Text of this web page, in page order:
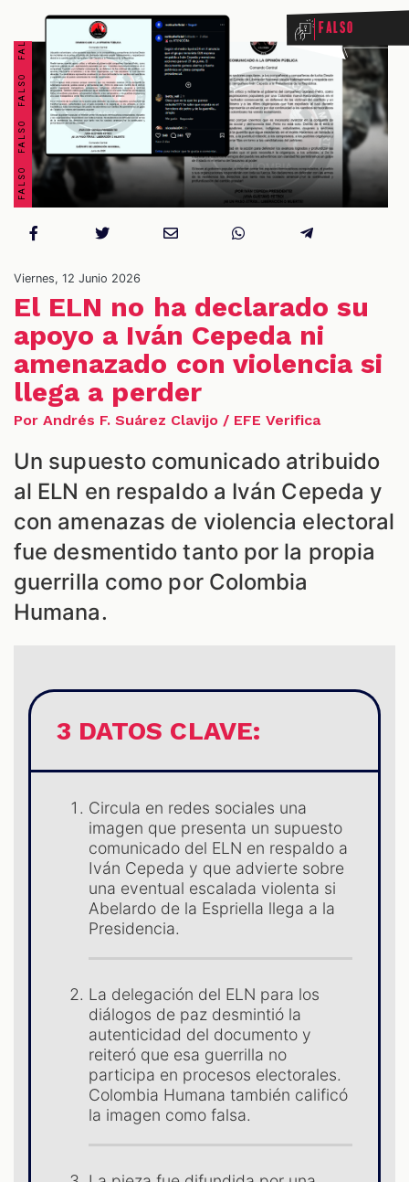
Falso
Viernes, 12 Junio 2026
El ELN no ha declarado su
apoyo a Iván Cepeda ni
amenazado con violencia si
llega a perder
Por Andrés F. Suárez Clavijo / EFE Verifica
Un supuesto comunicado atribuido
al ELN en respaldo a Iván Cepeda y
con amenazas de violencia electoral
fue desmentido tanto por la propia
guerrilla como por Colombia
Humana.
3 DATOS CLAVE:
Circula en redes sociales una
imagen que presenta un supuesto
comunicado del ELN en respaldo a
Iván Cepeda y que advierte sobre
una eventual escalada violenta si
Abelardo de la Espriella llega a la
Presidencia.
La delegación del ELN para los
diálogos de paz desmintió la
autenticidad del documento y
reiteró que esa guerrilla no
participa en procesos electorales.
Colombia Humana también calificó
la imagen como falsa.